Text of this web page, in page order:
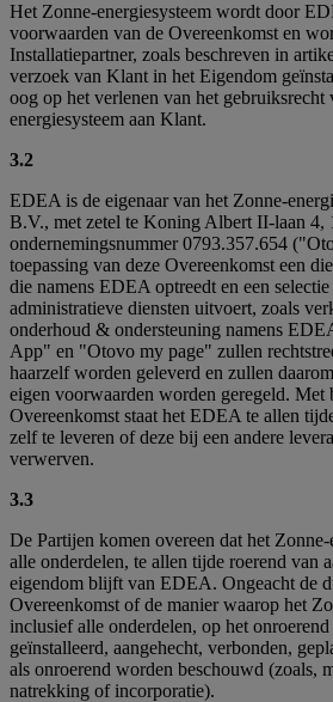
Het Zonne-energiesysteem wordt door
voorwaarden van de Overeenkomst en
Installatiepartner, zoals beschreven in
verzoek van Klant in het Eigendom
oog op het verlenen van het gebruiksrecht
energiesysteem aan Klant.
3.2
EDEA is de eigenaar van het Zonne-
B.V., met zetel te Koning Albert II-laan 4,
ondernemingsnummer 0793.357.654
toepassing van deze Overeenkomst een
die namens EDEA optreedt en een
administratieve diensten uitvoert, zoals
onderhoud & ondersteuning namens
App" en "Otovo my page" zullen
haarzelf worden geleverd en zullen
eigen voorwaarden worden geregeld. Met
Overeenkomst staat het EDEA te allen
zelf te leveren of deze bij een andere
verwerven.
3.3
De Partijen komen overeen dat het
alle onderdelen, te allen tijde roerend van
eigendom blijft van EDEA. Ongeacht de
Overeenkomst of de manier waarop het
inclusief alle onderdelen, op het
geïnstalleerd, aangehecht, verbonden,
als onroerend worden beschouwd (zoals,
natrekking of incorporatie).